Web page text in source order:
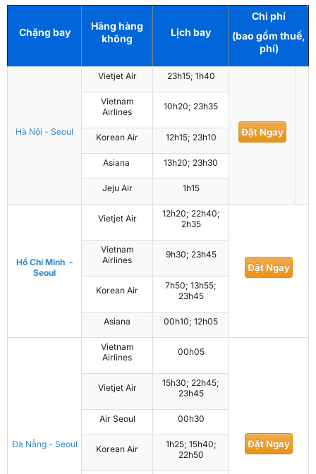
Chặng bay
Hãng hàng
không
Lịch bay
Chi phí
(bao gồm thuế,
phí)
Hà Nội - Seoul
Vietjet Air 23h15; 1h40
Đặt Ngay
Vietnam
Airlines
10h20; 23h35
Korean Air 12h15; 23h10
Asiana 13h20; 23h30
Jeju Air 1h15
Hồ Chí Minh -
Seoul
Vietjet Air
12h20; 22h40;
2h35
Đặt Ngay
Vietnam
Airlines
9h30; 23h45
Korean Air
7h50; 13h55;
23h45
Asiana 00h10; 12h05
Đà Nẵng - Seoul
Vietnam
Airlines
00h05
Đặt Ngay
Vietjet Air
15h30; 22h45;
23h45
Air Seoul 00h30
Korean Air
1h25; 15h40;
22h50